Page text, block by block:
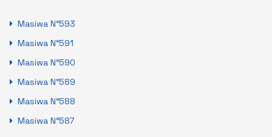
Masiwa N°593
Masiwa N°591
Masiwa N°590
Masiwa N°589
Masiwa N°588
Masiwa N°587